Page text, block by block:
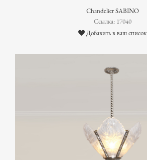
Chandelier SABINO
Ссылка: 17040
Добавить в ваш список